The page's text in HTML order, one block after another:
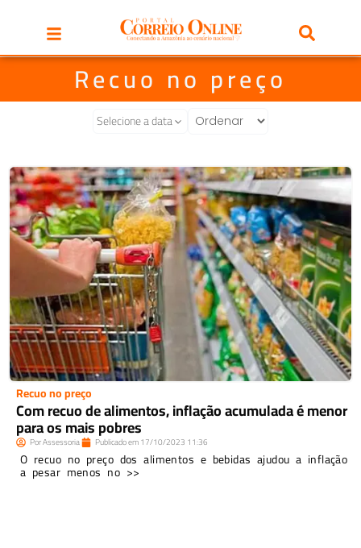
Recuo no preço
Selecione a data
Recuo no preço
Com recuo de alimentos, inflação acumulada é menor
para os mais pobres
PorAssessoria Publicado em17/10/2023 11:36
O recuo no preço dos alimentos e bebidas ajudou a inflação
a pesar menos no >>